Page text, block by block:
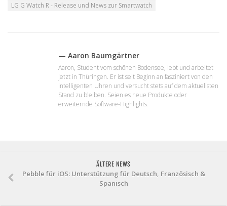
LG G Watch R - Release und News zur Smartwatch
— Aaron Baumgärtner
Aaron, Student vom schönen Bodensee, lebt und arbeitet
jetzt in Thüringen. Er ist seit Beginn an fasziniert von den
intelligenten Uhren und versucht stets auf dem aktuellsten
Stand zu bleiben. Seien es neue Produkte oder
erweiternde Software-Highlights.
ÄLTERE NEWS
Pebble für iOS: Unterstützung für Deutsch, Französisch &
Spanisch